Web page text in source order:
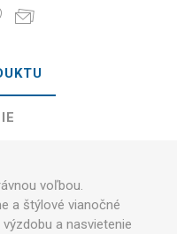
voľbou.
a štýlové vianočné
a nasvietenie